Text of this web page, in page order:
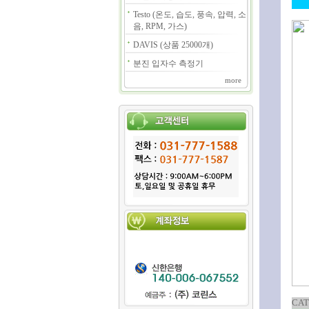
Testo (온도, 습도, 풍속, 압력, 소
음, RPM, 가스)
DAVIS (상품 25000개)
분진 입자수 측정기
more